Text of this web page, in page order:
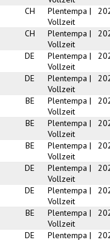
CH
Plentempa |
Vollzeit
CH
Plentempa |
Vollzeit
DE
Plentempa |
Vollzeit
DE
Plentempa |
Vollzeit
BE
Plentempa |
Vollzeit
BE
Plentempa |
Vollzeit
BE
Plentempa |
Vollzeit
DE
Plentempa |
Vollzeit
DE
Plentempa |
Vollzeit
BE
Plentempa |
Vollzeit
DE
Plentempa |